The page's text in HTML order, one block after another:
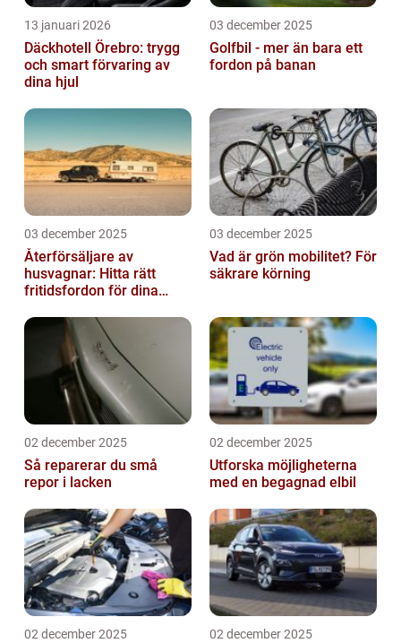
13 januari 2026
Däckhotell Örebro: trygg
och smart förvaring av
dina hjul
03 december 2025
Golfbil - mer än bara ett
fordon på banan
03 december 2025
Återförsäljare av
husvagnar: Hitta rätt
fritidsfordon för dina
03 december 2025
Vad är grön mobilitet? För
säkrare körning
02 december 2025
Så reparerar du små
repor i lacken
02 december 2025
Utforska möjligheterna
med en begagnad elbil
02 december 2025 02 december 2025